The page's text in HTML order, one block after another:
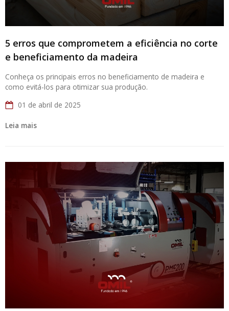
5 erros que comprometem a eficiência no corte
e beneficiamento da madeira
Conheça os principais erros no beneficiamento de madeira e
como evitá-los para otimizar sua produção.
01 de abril de 2025
Leia mais